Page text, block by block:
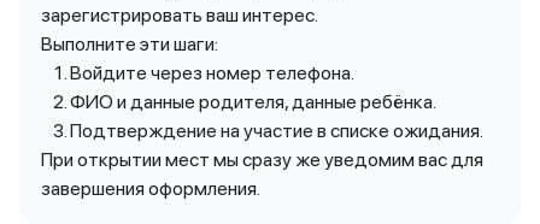
зарегистрировать ваш интерес.
Выполните эти шаги:
Войдите через номер телефона.
ФИО и данные родителя, данные ребёнка.
Подтверждение на участие в списке ожидания.
При открытии мест мы сразу же уведомим вас для
завершения оформления.